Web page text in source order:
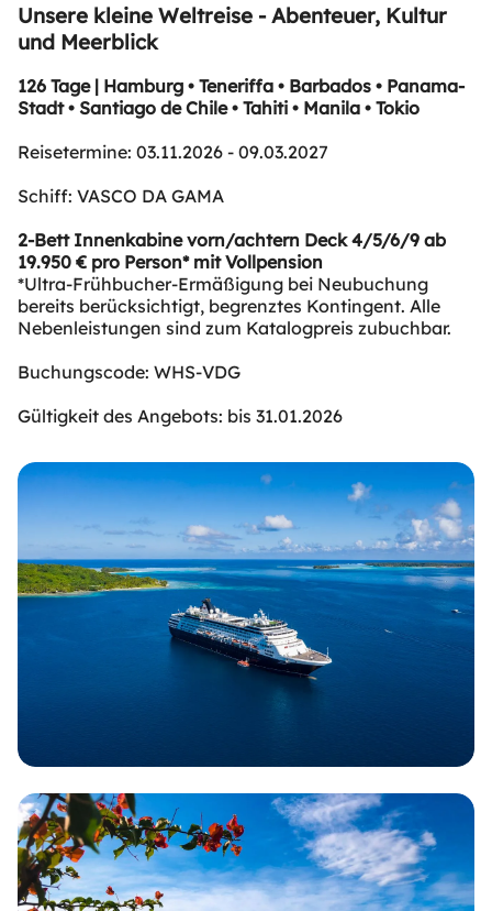
Unsere kleine Weltreise - Abenteuer, Kultur
und Meerblick
126 Tage | Hamburg • Teneriffa • Barbados • Panama-
Stadt • Santiago de Chile • Tahiti • Manila • Tokio
Reisetermine: 03.11.2026 - 09.03.2027
Schiff: VASCO DA GAMA
2-Bett Innenkabine vorn/achtern Deck 4/5/6/9 ab
19.950 € pro Person* mit Vollpension
*Ultra-Frühbucher-Ermäßigung bei Neubuchung
bereits berücksichtigt, begrenztes Kontingent. Alle
Nebenleistungen sind zum Katalogpreis zubuchbar.
Buchungscode: WHS-VDG
Gültigkeit des Angebots: bis 31.01.2026